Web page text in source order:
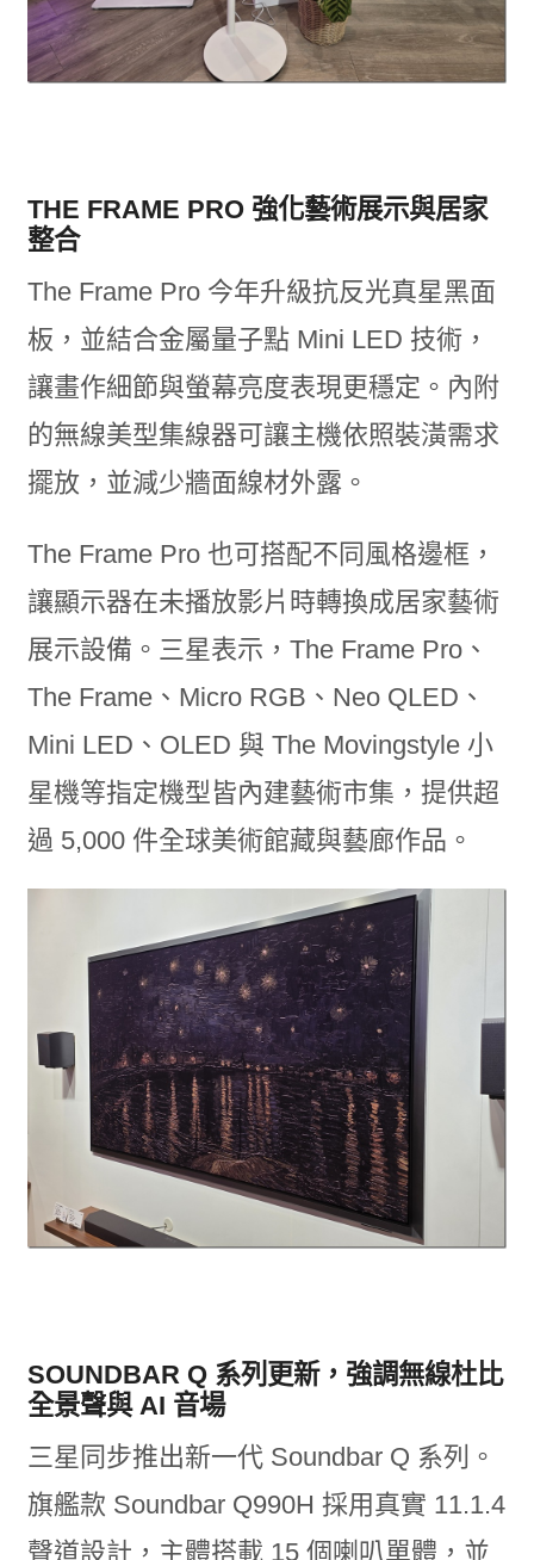
THE FRAME PRO 強化藝術展示與居家
整合
The Frame Pro 今年升級抗反光真星黑面
板，並結合金屬量子點 Mini LED 技術，
讓畫作細節與螢幕亮度表現更穩定。內附
的無線美型集線器可讓主機依照裝潢需求
擺放，並減少牆面線材外露。
The Frame Pro 也可搭配不同風格邊框，
讓顯示器在未播放影片時轉換成居家藝術
展示設備。三星表示，The Frame Pro、
The Frame、Micro RGB、Neo QLED、
Mini LED、OLED 與 The Movingstyle 小
星機等指定機型皆內建藝術市集，提供超
過 5,000 件全球美術館藏與藝廊作品。
SOUNDBAR Q 系列更新，強調無線杜比
全景聲與 AI 音場
三星同步推出新一代 Soundbar Q 系列。
旗艦款 Soundbar Q990H 採用真實 11.1.4
聲道設計，主體搭載 15 個喇叭單體，並